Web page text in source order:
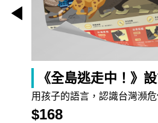
《全島逃走中！》
用孩子的語言，認識台灣瀕危
$168